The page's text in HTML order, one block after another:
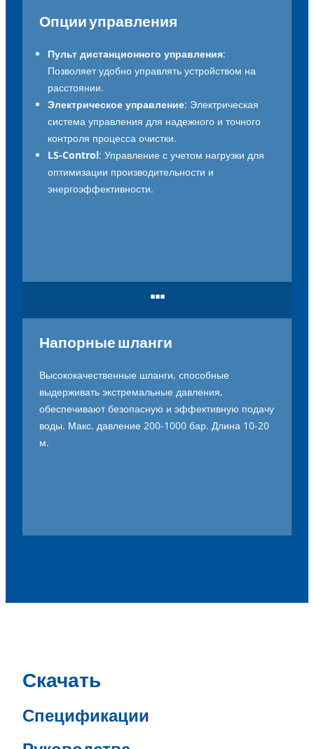
Опции управления
Пульт дистанционного управления:
Позволяет удобно управлять устройством на
расстоянии.
Электрическое управление: Электрическая
система управления для надежного и точного
контроля процесса очистки.
LS-Control: Управление с учетом нагрузки для
оптимизации производительности и
энергоэффективности.
...
Напорные шланги
Высококачественные шланги, способные
выдерживать экстремальные давления,
обеспечивают безопасную и эффективную подачу
воды. Макс. давление 200-1000 бар. Длина 10-20
м.
Скачать
Спецификации